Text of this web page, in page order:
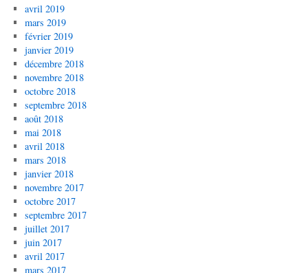
avril 2019
mars 2019
février 2019
janvier 2019
décembre 2018
novembre 2018
octobre 2018
septembre 2018
août 2018
mai 2018
avril 2018
mars 2018
janvier 2018
novembre 2017
octobre 2017
septembre 2017
juillet 2017
juin 2017
avril 2017
mars 2017